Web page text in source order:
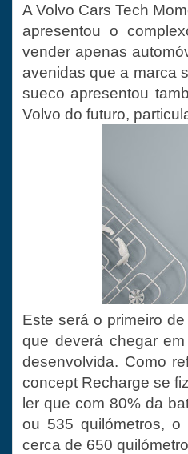
A Volvo Cars Tech
apresentou o
vender apenas
avenidas que a marca
sueco apresentou
Volvo do futuro,
Este será o primeiro
que deverá chegar
desenvolvida. Como
concept Recharge se
ler que com 80% da
ou 535 quilómetros,
cerca de 650